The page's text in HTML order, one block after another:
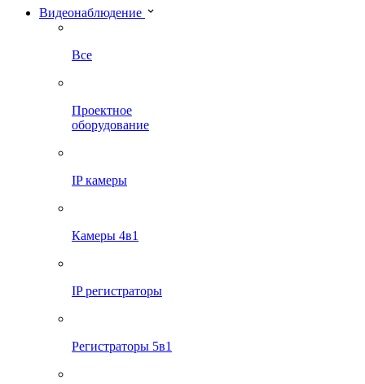
Видеонаблюдение
Все
Проектное
оборудование
IP камеры
Камеры 4в1
IP регистраторы
Регистраторы 5в1